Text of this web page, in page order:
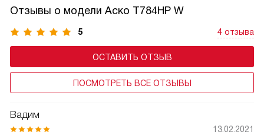
Отзывы о модели Аско T784HP W
5 4 отзыва
ОСТАВИТЬ ОТЗЫВ
ПОСМОТРЕТЬ ВСЕ ОТЗЫВЫ
Вадим
13.02.2021